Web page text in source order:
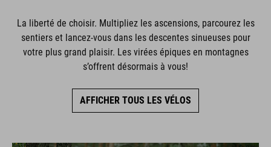
La liberté de choisir. Multipliez les ascensions, parcourez les
sentiers et lancez-vous dans les descentes sinueuses pour
votre plus grand plaisir. Les virées épiques en montagnes
s’offrent désormais à vous!
AFFICHER TOUS LES VÉLOS